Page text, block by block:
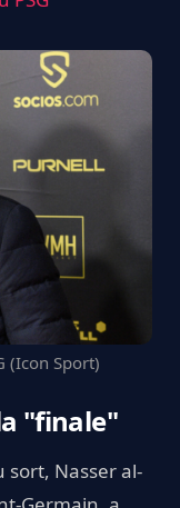
(Icon Sport)
"finale"
sort, Nasser al-